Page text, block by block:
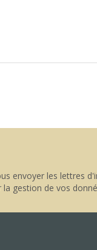
envoyer les lettres
la gestion de vos